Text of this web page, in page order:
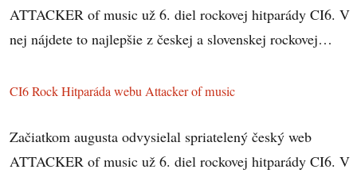
ATTACKER of music už 6. diel rockovej hitparády CI6. V
nej nájdete to najlepšie z českej a slovenskej rockovej…
CI6 Rock Hitparáda webu Attacker of music
Začiatkom augusta odvysielal spriatelený český web
ATTACKER of music už 6. diel rockovej hitparády CI6. V